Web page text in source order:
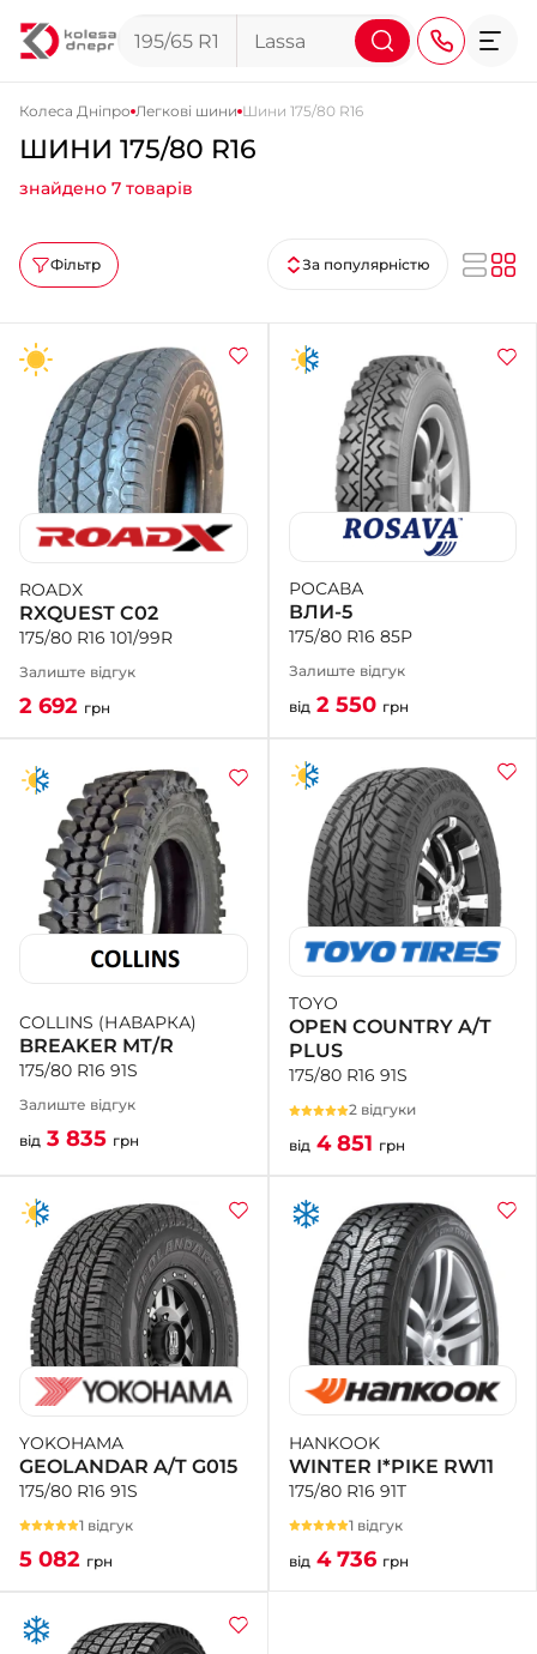
+38 (095) 276-44-44
+38 (067) 911-14-14
- на Щепкіна
+38 (098) 911-911-0
- на Тополі
+38 (098) 911-911-4
- на Калиновій
+38 (077) 7-184-184
- Донецьке шосе
+38 (050)-911-911-2
- Щепкіна
+38 (099)-643-33-77
- Тополь
+38 (068)-923-74-19
- Калинова
Колеса Дніпро Легкові шини Шини 175/80 R16
ШИНИ 175/80 R16
знайдено 7 товарів
Фільтр За популярністю
ROADX
RXQUEST C02
175/80 R16 101/99R
Залиште відгук
2 692 грн
РОСАВА
ВЛИ-5
175/80 R16 85P
Залиште відгук
від 2 550 грн
COLLINS (НАВАРКА)
BREAKER MT/R
175/80 R16 91S
Залиште відгук
від 3 835 грн
TOYO
OPEN COUNTRY A/T
PLUS
175/80 R16 91S
2 відгуки
від 4 851 грн
YOKOHAMA
GEOLANDAR A/T G015
175/80 R16 91S
1 відгук
5 082 грн
HANKOOK
WINTER I*PIKE RW11
175/80 R16 91T
1 відгук
від 4 736 грн